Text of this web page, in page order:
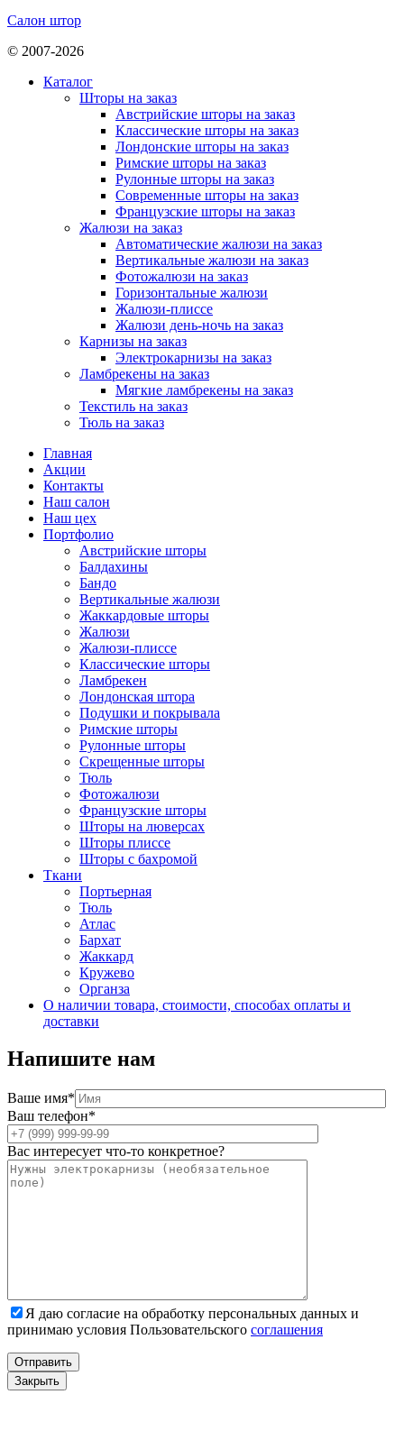
Салон штор
© 2007-2026
Каталог
Шторы на заказ
Австрийские шторы на заказ
Классические шторы на заказ
Лондонские шторы на заказ
Римские шторы на заказ
Рулонные шторы на заказ
Современные шторы на заказ
Французские шторы на заказ
Жалюзи на заказ
Автоматические жалюзи на заказ
Вертикальные жалюзи на заказ
Фотожалюзи на заказ
Горизонтальные жалюзи
Жалюзи-плиссе
Жалюзи день-ночь на заказ
Карнизы на заказ
Электрокарнизы на заказ
Ламбрекены на заказ
Мягкие ламбрекены на заказ
Текстиль на заказ
Тюль на заказ
Главная
Акции
Контакты
Наш салон
Наш цех
Портфолио
Австрийские шторы
Балдахины
Бандо
Вертикальные жалюзи
Жаккардовые шторы
Жалюзи
Жалюзи-плиссе
Классические шторы
Ламбрекен
Лондонская штора
Подушки и покрывала
Римские шторы
Рулонные шторы
Скрещенные шторы
Тюль
Фотожалюзи
Французские шторы
Шторы на люверсах
Шторы плиссе
Шторы с бахромой
Ткани
Портьерная
Тюль
Атлас
Бархат
Жаккард
Кружево
Органза
О наличии товара, стоимости, способах оплаты и
доставки
Напишите нам
Ваше имя*
Ваш телефон*
Вас интересует что-то конкретное?
Я даю согласие на обработку персональных данных и
принимаю условия Пользовательского соглашения
Закрыть